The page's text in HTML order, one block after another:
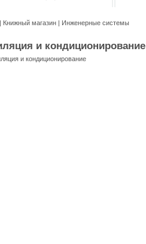
| Книжный магазин | Инженерные системы
и кондиционирование